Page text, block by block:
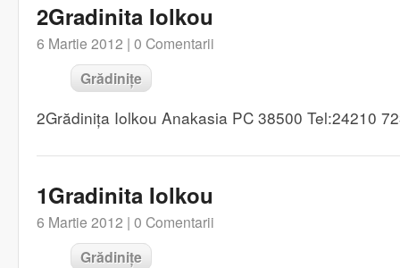
2Gradinita Iolkou
6 Martie 2012 | 0 Comentarii
Grădinițe
2Grădinița Iolkou Anakasia PC 38500 Tel:24210
1Gradinita Iolkou
6 Martie 2012 | 0 Comentarii
Grădinițe